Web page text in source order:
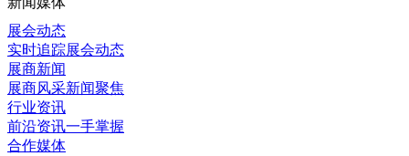
展会动态
实时追踪展会动态
展商新闻
展商风采新闻聚焦
行业资讯
前沿资讯一手掌握
合作媒体